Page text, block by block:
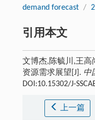
demand forecast /
引用本文
文博杰,陈毓川,王高
资源需求展望[J]. 中
DOI:10.15302/J-
上一篇